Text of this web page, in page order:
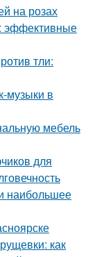
на розах
эффективные
тли:
музыки в
мебель
для
наибольшее
как